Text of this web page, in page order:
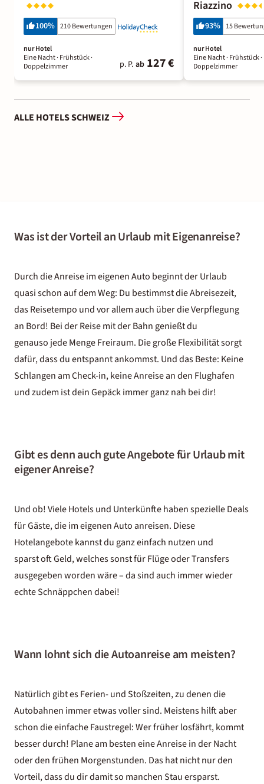
100% 210 Bewertungen
nur Hotel
Eine Nacht· Frühstück·
Doppelzimmer
p. P. ab 127 €
Riazzino
93% 15
nur Hotel
Eine Nacht· Frühstück·
Doppelzimmer
ALLE HOTELS SCHWEIZ
Was ist der Vorteil an Urlaub mit Eigenanreise?
Durch die Anreise im eigenen Auto beginnt der Urlaub
quasi schon auf dem Weg: Du bestimmst die Abreisezeit,
das Reisetempo und vor allem auch über die Verpflegung
an Bord! Bei der Reise mit der Bahn genießt du
genauso jede Menge Freiraum. Die große Flexibilität sorgt
dafür, dass du entspannt ankommst. Und das Beste: Keine
Schlangen am Check-in, keine Anreise an den Flughafen
und zudem ist dein Gepäck immer ganz nah bei dir!
Gibt es denn auch gute Angebote für Urlaub mit
eigener Anreise?
Und ob! Viele Hotels und Unterkünfte haben spezielle Deals
für Gäste, die im eigenen Auto anreisen. Diese
Hotelangebote kannst du ganz einfach nutzen und
sparst oft Geld, welches sonst für Flüge oder Transfers
ausgegeben worden wäre – da sind auch immer wieder
echte Schnäppchen dabei!
Wann lohnt sich die Autoanreise am meisten?
Natürlich gibt es Ferien- und Stoßzeiten, zu denen die
Autobahnen immer etwas voller sind. Meistens hilft aber
schon die einfache Faustregel: Wer früher losfährt, kommt
besser durch! Plane am besten eine Anreise in der Nacht
oder den frühen Morgenstunden. Das hat nicht nur den
Vorteil, dass du dir damit so manchen Stau ersparst.